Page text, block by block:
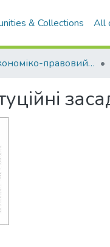
& Collections All
04. Економіко-правовий факультет